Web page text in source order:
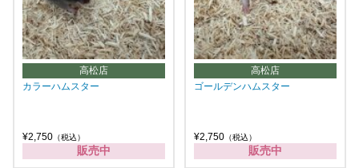
高松店
カラーハムスター
¥2,750 （税込）
販売中
高松店
ゴールデンハムスター
¥2,750 （税込）
販売中